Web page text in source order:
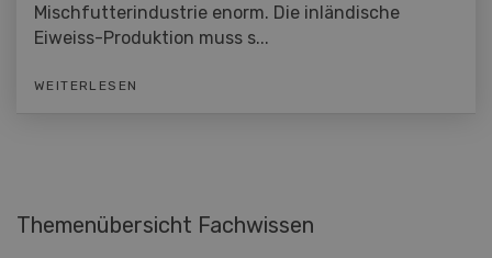
Mischfutterindustrie enorm. Die inländische
Eiweiss-Produktion muss s...
WEITERLESEN
Themenübersicht Fachwissen